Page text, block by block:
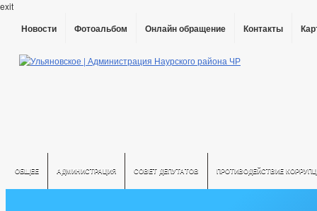
exit
Новости Фотоальбом Онлайн обращение Контакты
ОБЩЕЕ АДМИНИСТРАЦИЯ СОВЕТ ДЕПУТАТОВ ПРОТИВОДЕЙСТВИЕ